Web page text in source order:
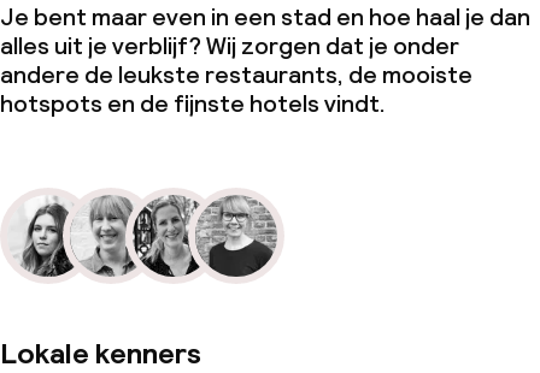
Je bent maar even in een stad en hoe haal je dan
alles uit je verblijf? Wij zorgen dat je onder
andere de leukste restaurants, de mooiste
hotspots en de fijnste hotels vindt.
Lokale kenners